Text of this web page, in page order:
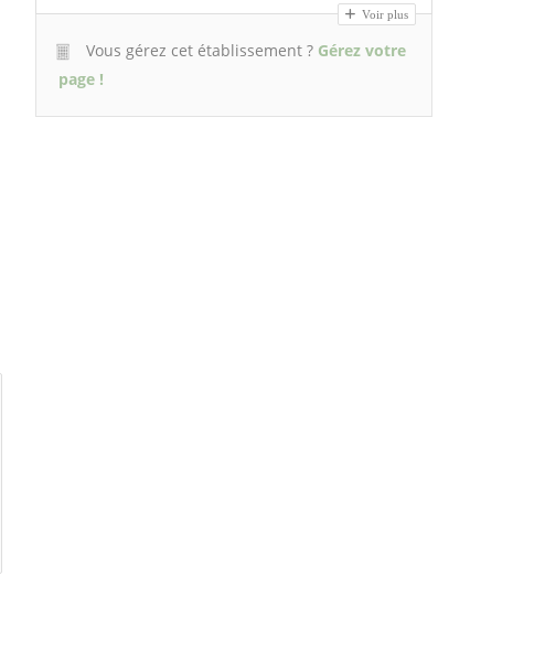
Voir plus
Vous gérez cet établissement ? Gérez votre
page !